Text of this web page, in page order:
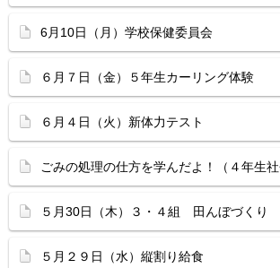
6月10日（月）学校保健委員会
６月７日（金）５年生カーリング体験
６月４日（火）新体力テスト
ごみの処理の仕方を学んだよ！（４年生社
５月30日（木）３・４組 田んぼづくり
５月２９日（水）縦割り給食